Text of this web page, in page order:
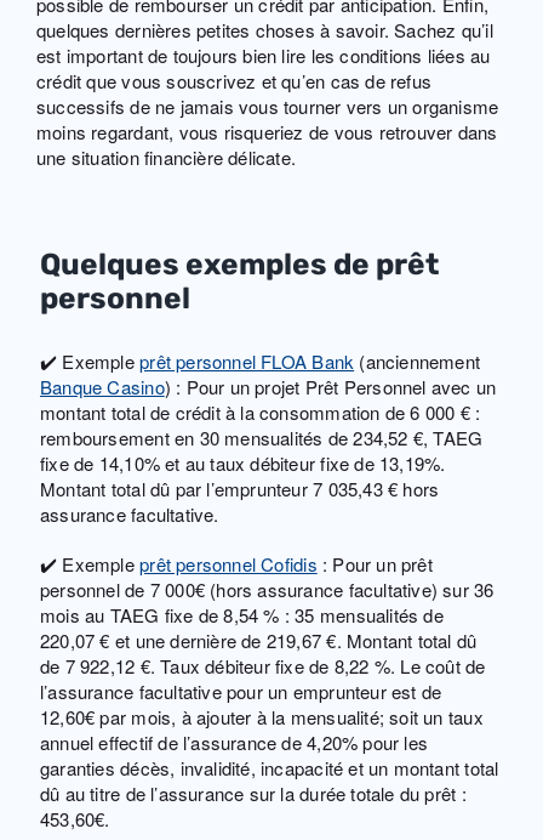
quelques dernières petites choses à savoir. Sachez qu’il
est important de toujours bien lire les conditions liées au
crédit que vous souscrivez et qu’en cas de refus
successifs de ne jamais vous tourner vers un organisme
moins regardant, vous risqueriez de vous retrouver dans
une situation financière délicate.
Quelques exemples de prêt
personnel
✔️ Exempleprêt personnel FLOA Bank (anciennement
Banque Casino) : Pour un projet Prêt Personnel avec un
montant total de crédit à la consommation de 6 000 € :
remboursement en 30 mensualités de 234,52 €, TAEG
fixe de 14,10% et au taux débiteur fixe de 13,19%.
Montant total dû par l’emprunteur 7 035,43 € hors
assurance facultative.
✔️ Exempleprêt personnel Cofidis : Pour un prêt
personnel de 7 000€ (hors assurance facultative) sur 36
mois au TAEG fixe de 8,54 % : 35 mensualités de
220,07 € et une dernière de 219,67 €. Montant total dû
de 7 922,12 €. Taux débiteur fixe de 8,22 %. Le coût de
l’assurance facultative pour un emprunteur est de
12,60€ par mois, à ajouter à la mensualité; soit un taux
annuel effectif de l’assurance de 4,20% pour les
garanties décès, invalidité, incapacité et un montant total
dû au titre de l’assurance sur la durée totale du prêt :
453,60€.